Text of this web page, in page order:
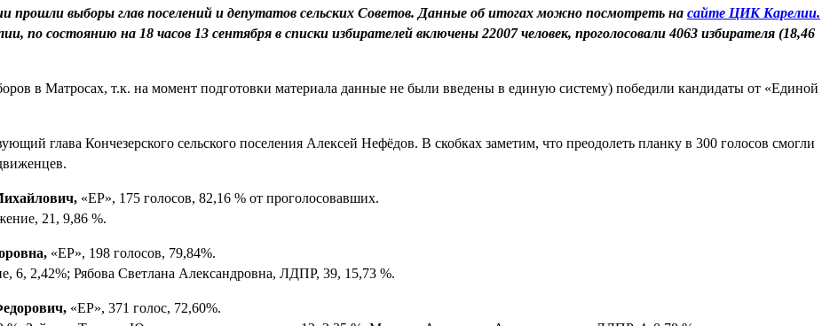
прошли выборы глав поселений и депутатов сельских Советов. Данные об итогах можно посмотреть на сайте ЦИК Карелии.
по состоянию на 18 часов 13 сентября в списки избирателей включены 22007 человек, проголосовали 4063 избирателя (18,46
в Матросах, т.к. на момент подготовки материала данные не были введены в единую систему) победили кандидаты от «Единой
глава Кончезерского сельского поселения Алексей Нефёдов. В скобках заметим, что преодолеть планку в 300 голосов смогли
«ЕР», 175 голосов, 82,16 % от проголосовавших.
21, 9,86 %.
«ЕР», 198 голосов, 79,84%.
2,42%; Рябова Светлана Александровна, ЛДПР, 39, 15,73 %.
«ЕР», 371 голос, 72,60%.